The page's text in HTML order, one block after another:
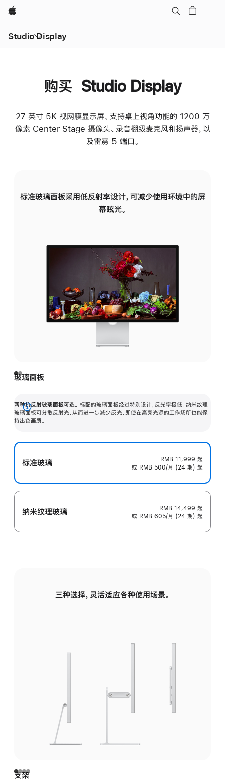
Apple
Studio Display
购买 Studio Display
27 英寸 5K 视网膜显示屏、支持桌上视角功能的 1200 万
像素 Center Stage 摄像头、录音棚级麦克风和扬声器，以
及雷雳 5 端口。
标准玻璃面板采用低反射率设计，可减少使用环境中的屏
幕眩光。
玻璃面板
两种抗反射玻璃面板可选。 标配的玻璃面板经过特别设计，反光率极低。纳米纹理
玻璃面板可分散反射光，从而进一步减少反光，即使在高亮光源的工作场所也能保
持出色画质。
展
开
标准玻璃 RMB 11,999 起
或 RMB 500/月 (24 期) 起
纳米纹理玻璃 RMB 14,499 起
或 RMB 605/月 (24 期) 起
三种选择，灵活适应各种使用场景。
支架